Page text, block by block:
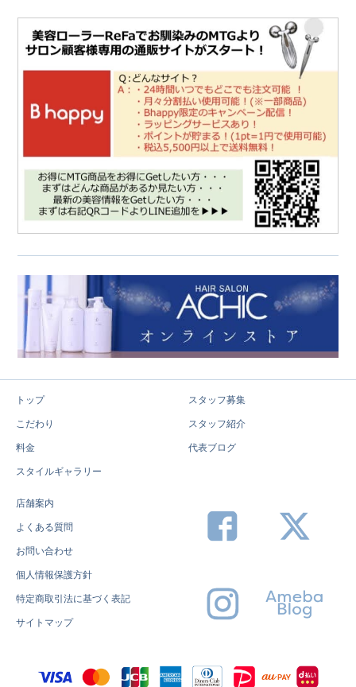
トップ
こだわり
料金
スタイルギャラリー
スタッフ募集
スタッフ紹介
代表ブログ
店舗案内
よくある質問
お問い合わせ
個人情報保護方針
特定商取引法に基づく表記
サイトマップ